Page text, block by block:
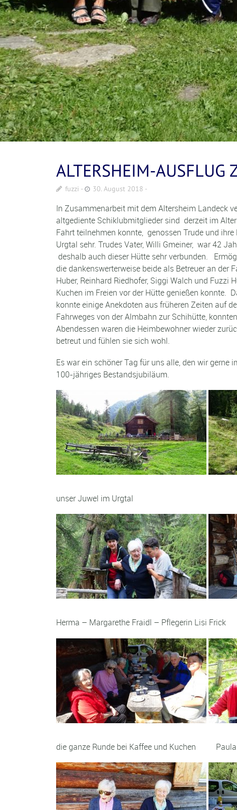
ALTERSHEIM-AUSFLUG
fuzzi 30. August 2018
In Zusammenarbeit mit dem Altersheim Landeck
altgediente Schiklubmitglieder sind derzeit im
Fahrt teilnehmen konnte, genossen Trude und
Urgtal sehr. Trudes Vater, Willi Gmeiner, war 42
deshalb auch dieser Hütte sehr verbunden.
die dankenswerterweise beide als Betreuer an
Huber, Reinhard Riedhofer, Siggi Walch und
Kuchen im Freien vor der Hütte genießen konnte.
konnte einige Anekdoten aus früheren Zeiten auf
Fahrweges von der Almbahn zur Schihütte,
Abendessen waren die Heimbewohner wieder
betreut und fühlen sie sich wohl.
Es war ein schöner Tag für uns alle, den wir
100-jähriges Bestandsjubiläum.
unser Juwel im Urgtal
Herma – Margarethe Fraidl – Pflegerin Lisi
die ganze Runde bei Kaffee und Kuchen Paula